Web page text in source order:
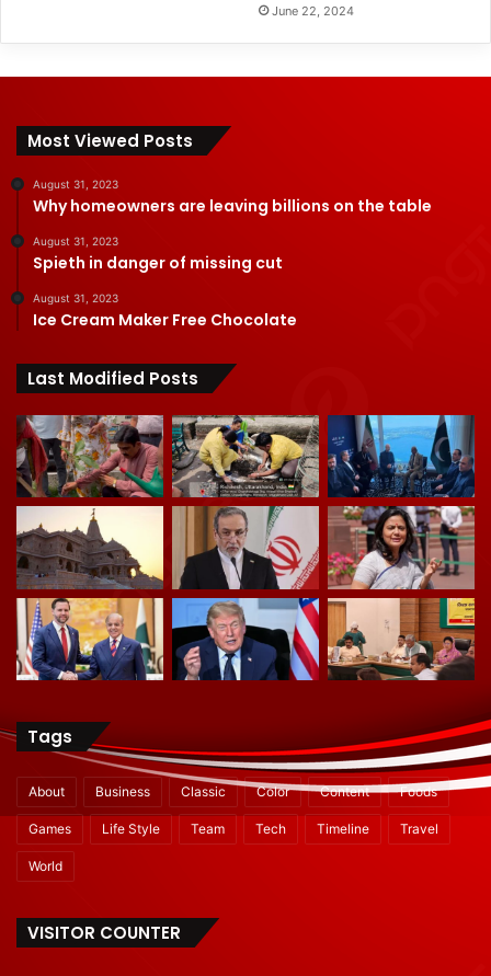
June 22, 2024
Most Viewed Posts
August 31, 2023
Why homeowners are leaving billions on the table
August 31, 2023
Spieth in danger of missing cut
August 31, 2023
Ice Cream Maker Free Chocolate
Last Modified Posts
Tags
About Business Classic Color Content Foods
Games Life Style Team Tech Timeline Travel
World
VISITOR COUNTER